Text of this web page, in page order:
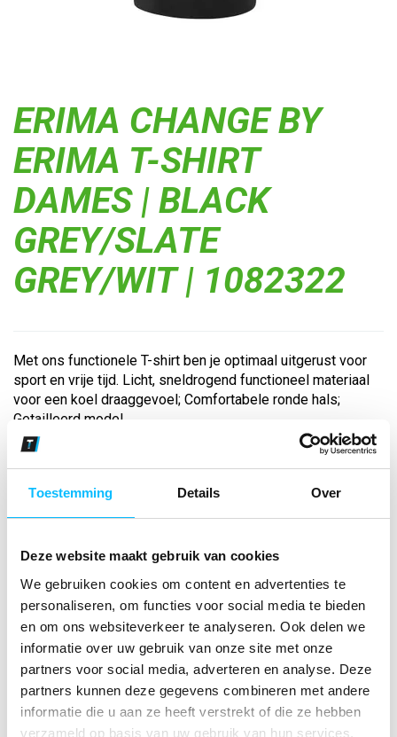
Toestemming Details Over
Deze website maakt gebruik van cookies
We gebruiken cookies om content en advertenties te
personaliseren, om functies voor social media te bieden
en om ons websiteverkeer te analyseren. Ook delen we
informatie over uw gebruik van onze site met onze
partners voor social media, adverteren en analyse. Deze
partners kunnen deze gegevens combineren met andere
informatie die u aan ze heeft verstrekt of die ze hebben
verzameld op basis van uw gebruik van hun services.
ERIMA CHANGE BY
ERIMA T-SHIRT
DAMES | BLACK
GREY/SLATE
GREY/WIT | 1082322
Met ons functionele T-shirt ben je optimaal uitgerust voor
sport en vrije tijd. Licht, sneldrogend functioneel materiaal
voor een koel draaggevoel; Comfortabele ronde hals;
Getailleerd model...
Aantal
*Gratis verzending vanaf €150,- exclusief BTW
Kies kleur/maat